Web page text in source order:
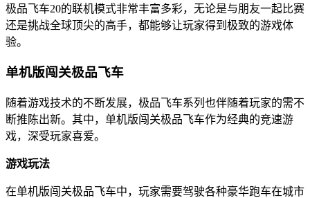
极品飞车20的联机模式非常丰富多彩，无论是与朋友一起比赛
还是挑战全球顶尖的高手，都能够让玩家得到极致的游戏体
验。
单机版闯关极品飞车
随着游戏技术的不断发展，极品飞车系列也伴随着玩家的需不
断推陈出新。其中，单机版闯关极品飞车作为经典的竞速游
戏，深受玩家喜爱。
游戏玩法
在单机版闯关极品飞车中，玩家需要驾驶各种豪华跑车在城市